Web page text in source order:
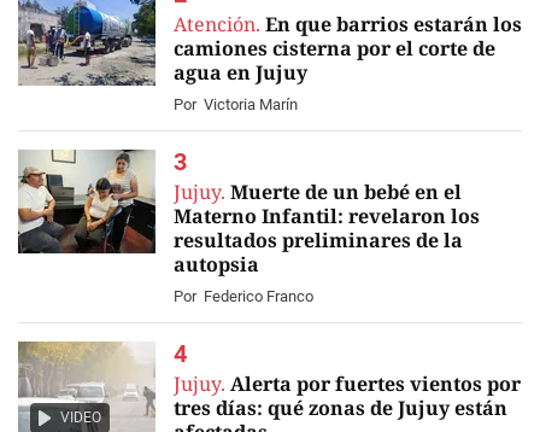
Atención. En que barrios estarán los
camiones cisterna por el corte de
agua en Jujuy
Por Victoria Marín
Jujuy. Muerte de un bebé en el
Materno Infantil: revelaron los
resultados preliminares de la
autopsia
Por Federico Franco
VIDEO
Jujuy. Alerta por fuertes vientos por
tres días: qué zonas de Jujuy están